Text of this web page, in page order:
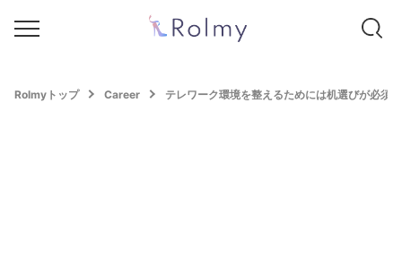
Rolmyトップ Career テレワーク環境を整えるためには机選びが必須